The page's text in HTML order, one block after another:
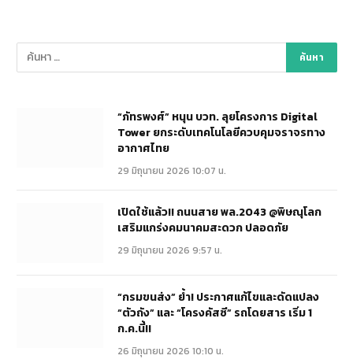
“ภัทรพงศ์” หนุน บวท. ลุยโครงการ Digital
Tower ยกระดับเทคโนโลยีควบคุมจราจรทาง
อากาศไทย
29 มิถุนายน 2026 10:07 น.
เปิดใช้แล้ว!! ถนนสาย พล.2043 @พิษณุโลก
เสริมแกร่งคมนาคมสะดวก ปลอดภัย
29 มิถุนายน 2026 9:57 น.
“กรมขนส่ง” ย้ำ! ประกาศแก้ไขและดัดแปลง
“ตัวถัง” และ “โครงคัสซี” รถโดยสาร เริ่ม 1
ก.ค.นี้!!
26 มิถุนายน 2026 10:10 น.